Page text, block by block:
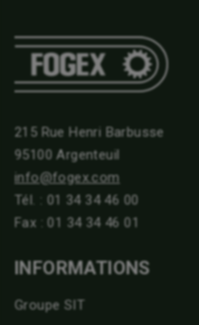
215 Rue Henri Barbusse
95100 Argenteuil
info@fogex.com
Tél. : 01 34 34 46 00
Fax : 01 34 34 46 01
INFORMATIONS
Groupe SIT